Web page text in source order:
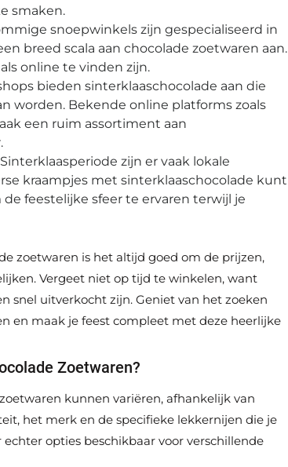
smaken.
snoepwinkels zijn gespecialiseerd in
breed scala aan chocolade zoetwaren aan.
online te vinden zijn.
bieden sinterklaaschocolade aan die
worden. Bekende online platforms zoals
een ruim assortiment aan
zijn er vaak lokale
kraampjes met sinterklaaschocolade kunt
feestelijke sfeer te ervaren terwijl je
zoetwaren is het altijd goed om de prijzen,
Vergeet niet op tijd te winkelen, want
snel uitverkocht zijn. Geniet van het zoeken
en maak je feest compleet met deze heerlijke
Zoetwaren?
kunnen variëren, afhankelijk van
het merk en de specifieke lekkernijen die je
opties beschikbaar voor verschillende